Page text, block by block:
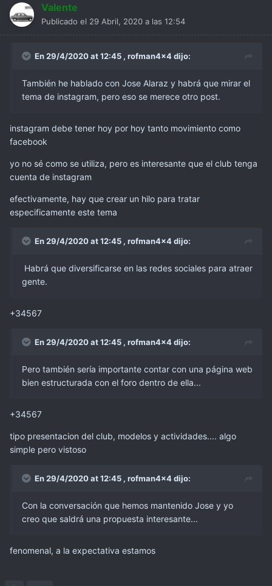
Valente
Publicado el 29 Abril, 2020 a las 12:54
En 29/4/2020 at 12:45 , rofman4x4dijo:
También he hablado con Jose Alaraz y habrá que mirar el
tema de instagram, pero eso se merece otro post.
instagram debe tener hoy por hoy tanto movimiento como
facebook
yo no sé como se utiliza, pero es interesante que el club tenga
cuenta de instagram
efectivamente, hay que crear un hilo para tratar
especificamente este tema
En 29/4/2020 at 12:45 , rofman4x4dijo:
Habrá que diversificarse en las redes sociales para atraer
gente.
+34567
En 29/4/2020 at 12:45 , rofman4x4dijo:
Pero también sería importante contar con una página web
bien estructurada con el foro dentro de ella...
+34567
tipo presentacion del club, modelos y actividades.... algo
simple pero vistoso
En 29/4/2020 at 12:45 , rofman4x4dijo:
Con la conversación que hemos mantenido Jose y yo
creo que saldrá una propuesta interesante...
fenomenal, a la expectativa estamos